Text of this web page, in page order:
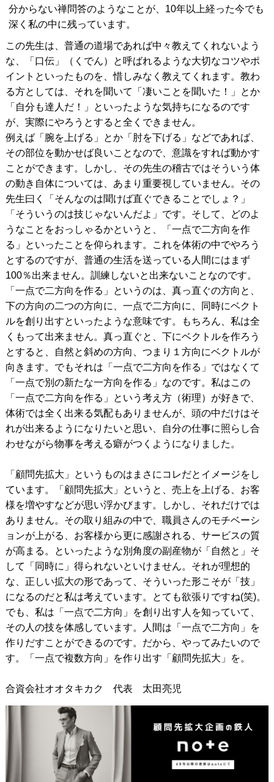
分からない禅問答のようなことが、10年以上経った今でも
深く私の中に残っています。
この先生は、普通の道場であれば中々教えてくれないよう
な、「口伝」（くでん）と呼ばれるような大切なコツやポ
イントといったものを、惜しみなく教えてくれます。教わ
る方としては、それを聞いて「凄いことを聞いた！」とか
「自分も達人だ！」といったような気持ちになるのです
が、実際にやろうとすると全くできません。
例えば「腕を上げる」とか「肘を下げる」などであれば、
その部位を動かせば良いことなので、意識をすれば動かす
ことができます。しかし、その先生の稽古ではそういう体
の動き自体については、あまり重要視していません。その
先生曰く「そんなのは聞けば直ぐできることでしょ？」
「そういうのは技じゃないんだよ」です。そして、どのよ
うなことをおっしゃるかというと、「一点で二方向を作
る」といったことを仰られます。これを体術の中でやろう
とするのですが、普通の生活を送っている人間にはまず
100％出来ません。訓練しないと出来ないことなのです。
「一点で二方向を作る」というのは、真っ直ぐの方向と、
下の方向の二つの方向に、一点で二方向に、同時にベクト
ルを創り出すといったような意味です。もちろん、私は全
くもって出来ません。真っ直ぐと、下にベクトルを作ろう
とすると、自然と斜めの方向、つまり１方向にベクトルが
向きます。でもそれは「一点で二方向を作る」ではなくて
「一点で別の新たな一方向を作る」なのです。私はこの
「一点で二方向を作る」という考え方（術理）が好きで、
体術では全く出来る気配もありませんが、頭の中だけはそ
れが出来るようになりたいと思い、自分の仕事に照らし合
わせながら物事を考える癖がつくようになりました。
「顧問先拡大」というものはまさにコレだとイメージをし
ています。「顧問先拡大」というと、売上を上げる、お客
様を増やすなどが思い浮かびます。しかし、それだけでは
ありません。その取り組みの中で、職員さんのモチベーシ
ョンが上がる、お客様から更に感謝される、サービスの質
が高まる。といったような別角度の副産物が「自然と」そ
して「同時に」得られないといけません。それが理想的
な、正しい拡大の形であって、そういった形こそが「技」
になるのだと私は考えています。とても欲張りですね(笑)。
でも、私は「一点で二方向」を創り出す人を知っていて、
その人の技を体感しています。人間は「一点で二方向」を
作りだすことができるのです。だから、やってみたいので
す。「一点で複数方向」を作り出す「顧問先拡大」を。
合資会社オオタキカク 代表 太田亮児